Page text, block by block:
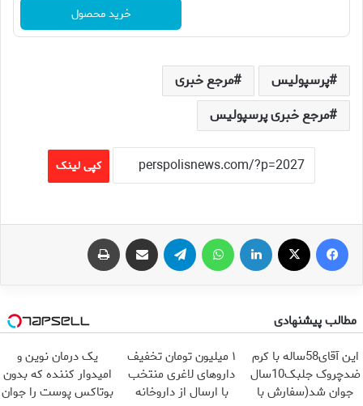
خرید محصول
پرسپولیس
مرجع خبری
مرجع خبری پرسپولیس
کپی لینک
فیس بوک لینکدین تلگرام اشتراک گذاری از طریق ایمیل
مطالب پیشنهادی
این آقای58ساله با کرم
ضدچروک جلبک10سال
جوان شد(سفارش با
۱ میلیون تومان تخفیف
داروهای لاغری منتخب
با ارسال از داروخانه
یک درمان نوین و
امیدوار کننده که بدون
بوتاکس پوست را جوان